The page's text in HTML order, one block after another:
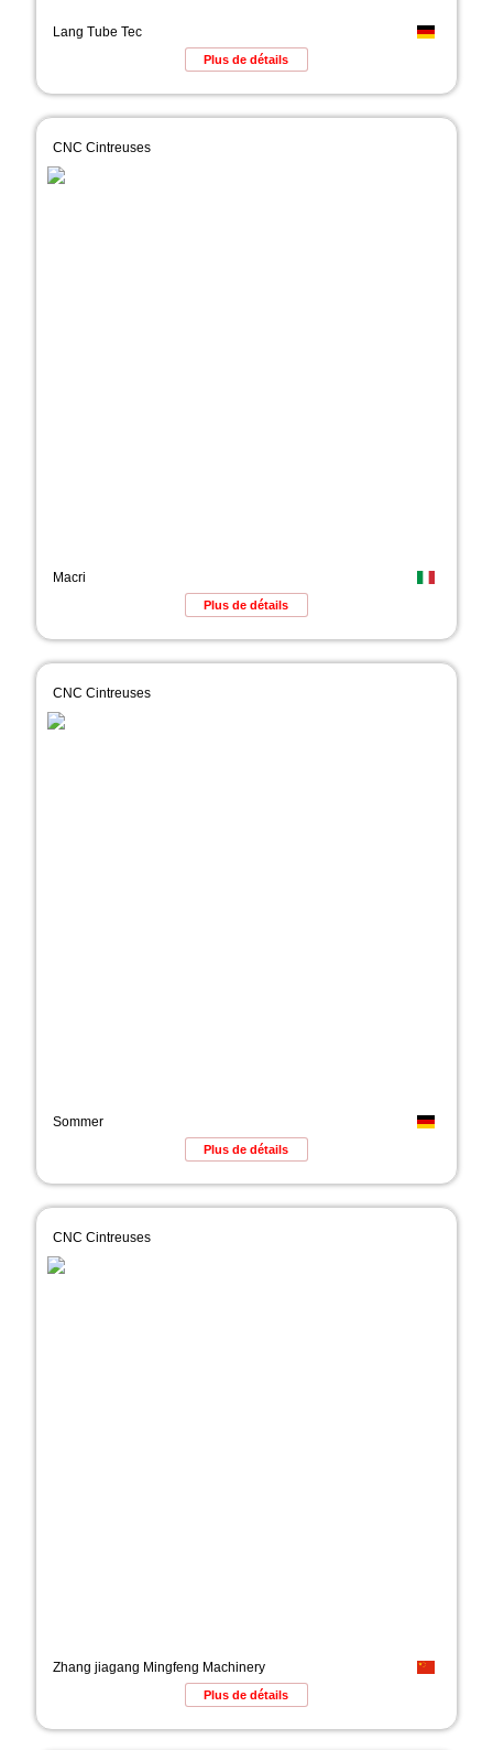
Lang Tube Tec
Plus de détails
CNC Cintreuses
Macri
Plus de détails
CNC Cintreuses
Sommer
Plus de détails
CNC Cintreuses
Zhang jiagang Mingfeng Machinery
Plus de détails